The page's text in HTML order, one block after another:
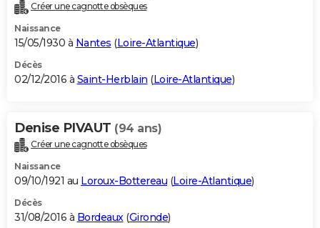
Créer une cagnotte obsèques
Naissance
15/05/1930 à Nantes (Loire-Atlantique)
Décès
02/12/2016 à Saint-Herblain (Loire-Atlantique)
Denise PIVAUT (94 ans)
Créer une cagnotte obsèques
Naissance
09/10/1921 au Loroux-Bottereau (Loire-Atlantique)
Décès
31/08/2016 à Bordeaux(Gironde)